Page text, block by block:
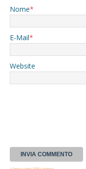
Nome*
E-Mail*
Website